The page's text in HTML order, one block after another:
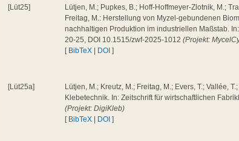
[Lüt25]
Lütjen, M.; Pupkes, B.; Hoff-Hoffmeyer-Zlotnik, M.;
Freitag, M.: Herstellung von Myzel-gebundenen
nachhaltigen Produktion im industriellen Maßstab.
20-25, DOI 10.1515/zwf-2025-1012(Projekt:
[ BibTeX DOI ]
[Lüt25a]
Lütjen, M.; Kreutz, M.; Freitag, M.; Evers, T.; Vallée,
Klebetechnik. In: Zeitschrift für wirtschaftlichen
(Projekt: DigiKleb)
[ BibTeX DOI ]